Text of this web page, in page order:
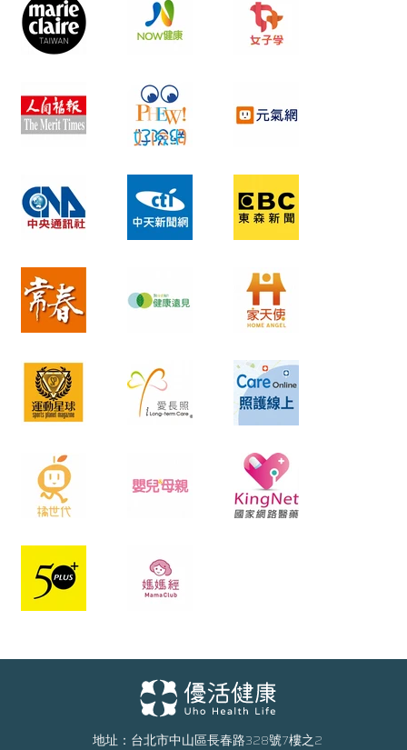
地址：台北市中山區長春路328號7樓之2